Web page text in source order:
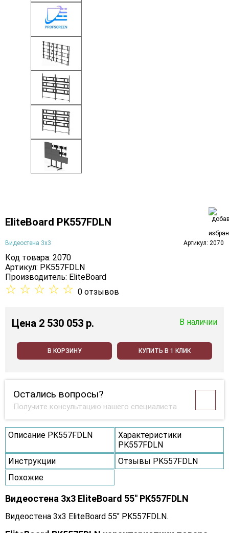
EliteBoard PK557FDLN
Видеостена 3х3 Артикул: 2070
Код товара: 2070
Артикул: PK557FDLN
Производитель: EliteBoard
☆ ☆ ☆ ☆ ☆ 0 отзывов
Цена 2 530 053 p. В наличии
В КОРЗИНУ КУПИТЬ В 1 КЛИК
Остались вопросы?
Получите консультацию нашего специалиста
Описание PK557FDLN
Характеристики
PK557FDLN
Инструкции
Отзывы PK557FDLN
Похожие
Видеостена 3x3 EliteBoard 55" PK557FDLN
Видеостена 3x3 EliteBoard 55" PK557FDLN.